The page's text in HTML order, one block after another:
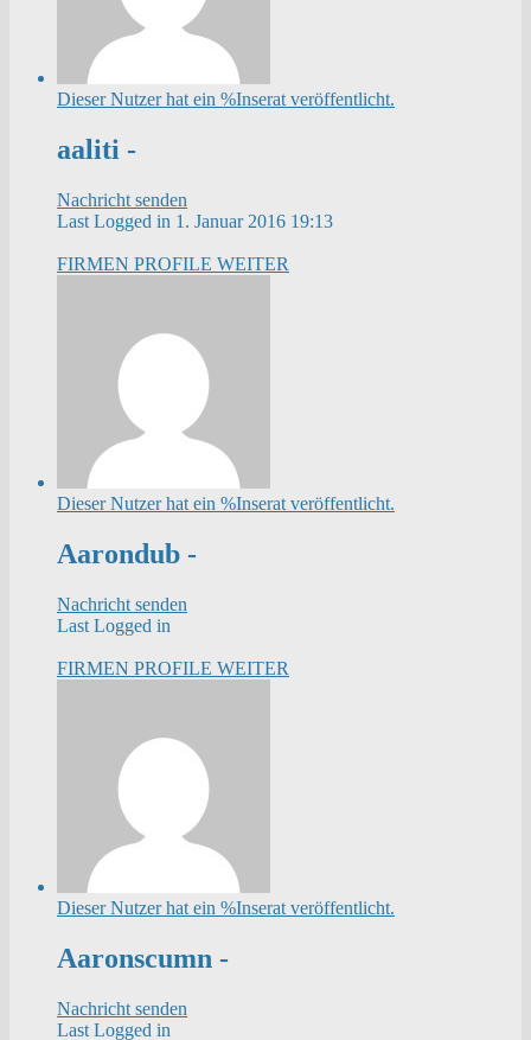
Dieser Nutzer hat ein %Inserat veröffentlicht.
aaliti -
Nachricht senden
Last Logged in 1. Januar 2016 19:13
FIRMEN PROFILE WEITER
Dieser Nutzer hat ein %Inserat veröffentlicht.
Aarondub -
Nachricht senden
Last Logged in
FIRMEN PROFILE WEITER
Dieser Nutzer hat ein %Inserat veröffentlicht.
Aaronscumn -
Nachricht senden
Last Logged in